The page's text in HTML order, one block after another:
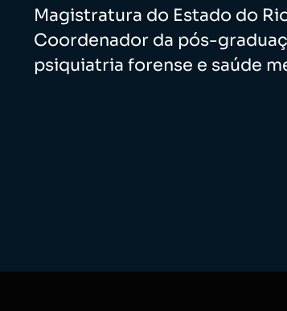
Magistratura do Estado do
Coordenador da pós-
psiquiatria forense e saúde